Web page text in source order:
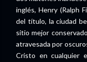
inglés, Henry (Ralph
del título, la ciudad
sitio mejor
atravesada por
Cristo en cualquier